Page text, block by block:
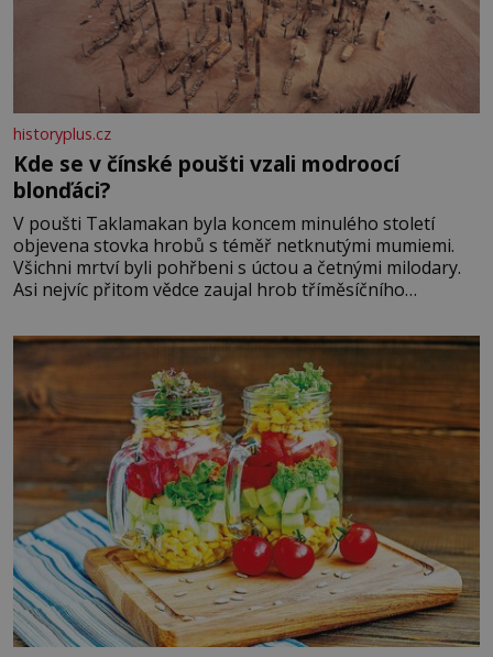
historyplus.cz
Kde se v čínské poušti vzali modroocí
blonďáci?
V poušti Taklamakan byla koncem minulého století
objevena stovka hrobů s téměř netknutými mumiemi.
Všichni mrtví byli pohřbeni s úctou a četnými milodary.
Asi nejvíc přitom vědce zaujal hrob tříměsíčního
blonďaté vlásky. Fakt, že jsou těla dávných lidí nesmírně
dobře zachovalá, přičítají odborníci zdejším klimatickým
podmínkám. Sucho, prosolené písky a extrémně